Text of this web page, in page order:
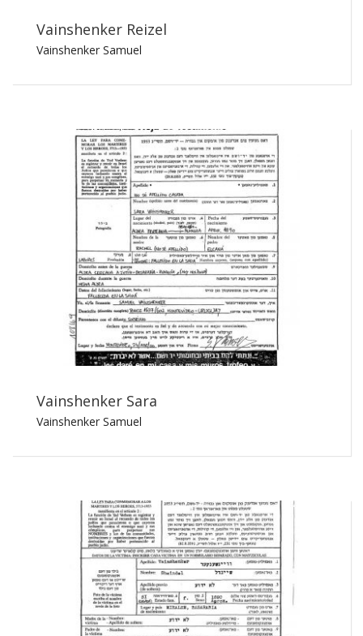
Vainshenker Reizel
Vainshenker Samuel
Vainshenker Sara
Vainshenker Samuel